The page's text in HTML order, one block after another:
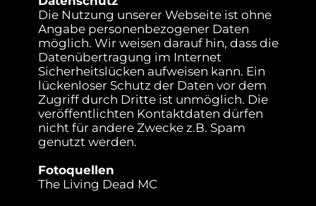
Die Nutzung unserer Webseite ist ohne
Angabe personenbezogener Daten
möglich. Wir weisen darauf hin, dass die
Datenübertragung im Internet
Sicherheitslücken aufweisen kann. Ein
lückenloser Schutz der Daten vor dem
Zugriff durch Dritte ist unmöglich. Die
veröffentlichten Kontaktdaten dürfen
nicht für andere Zwecke z.B. Spam
genutzt werden.
Fotoquellen
The Living Dead MC